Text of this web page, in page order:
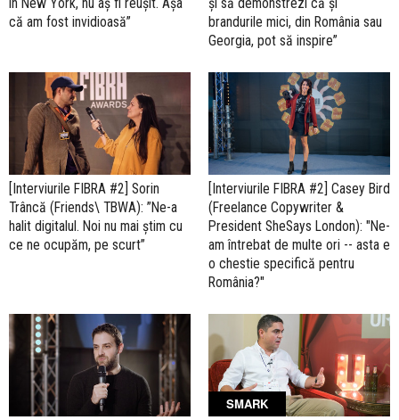
în New York, nu aș fi reușit. Așa
că am fost invidioasă”
și să demonstrezi că și
brandurile mici, din România sau
Georgia, pot să inspire”
[Interviurile FIBRA #2] Sorin
Trâncă (Friends\ TBWA): ”Ne-a
halit digitalul. Noi nu mai știm cu
ce ne ocupăm, pe scurt”
[Interviurile FIBRA #2] Casey Bird
(Freelance Copywriter &
President SheSays London): "Ne-
am întrebat de multe ori -- asta e
o chestie specifică pentru
România?"
SMARK